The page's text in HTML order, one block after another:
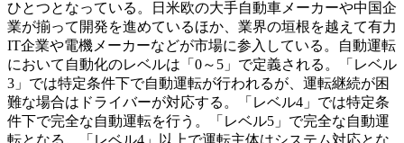
ひとつとなっている。日米欧の大手自動車メーカーや中国企
業が揃って開発を進めているほか、業界の垣根を越えて有力
IT企業や電機メーカーなどが市場に参入している。自動運転
において自動化のレベルは「0～5」で定義される。「レベル
3」では特定条件下で自動運転が行われるが、運転継続が困
難な場合はドライバーが対応する。「レベル4」では特定条
件下で完全な自動運転を行う。「レベル5」で完全な自動運
転となる。「レベル4」以上で運転主体はシステム対応とな